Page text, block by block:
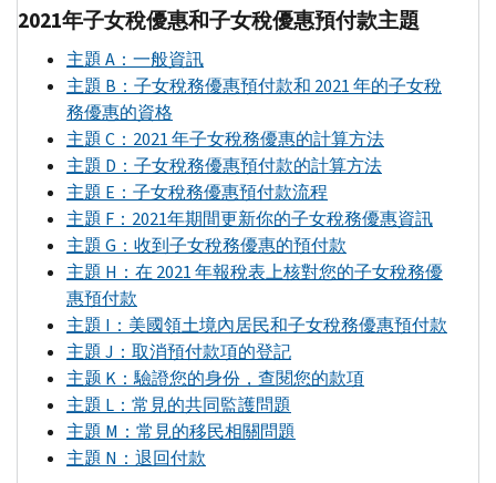
合
子
女
申
請
子
女
稅
收
抵
免。
2021
年
1040-PR
表
（英
到
3000
美
元，
針
對
2021
年
底
的
6
至
17
歲
子
女，
或
的
美
國
地
區
稅
務
機
構
獲
得
預
付
子
女
稅
收
自
由
聯
邦
國
家
的
公
民
身
分
或
居
住
身
分
本
2021年子女稅優惠和子女稅優惠預付款主題
主題A ：一般資訊
主題 B ：子女稅務優惠預付款和 2021 年的子女稅
務優惠的資格
主題C ：2021 年子女稅務優惠的計算方法
主題 D ：子女稅務優惠預付款的計算方法
主題 E ：子女稅務優惠預付款流程
主題 F ：2021年期間更新你的子女稅務優惠資訊
主題G ：收到子女稅務優惠的預付款
主題 H ：在 2021 年報稅表上核對您的子女稅務優
惠預付款
主題 I ：美國領土境內居民和子女稅務優惠預付款
主題J ：取消預付款項的登記
主题 K ：驗證您的身份，查閱您的款項
主題 L ：常見的共同監護問題
主題 M ：常見的移民相關問題
主題 N ：退回付款